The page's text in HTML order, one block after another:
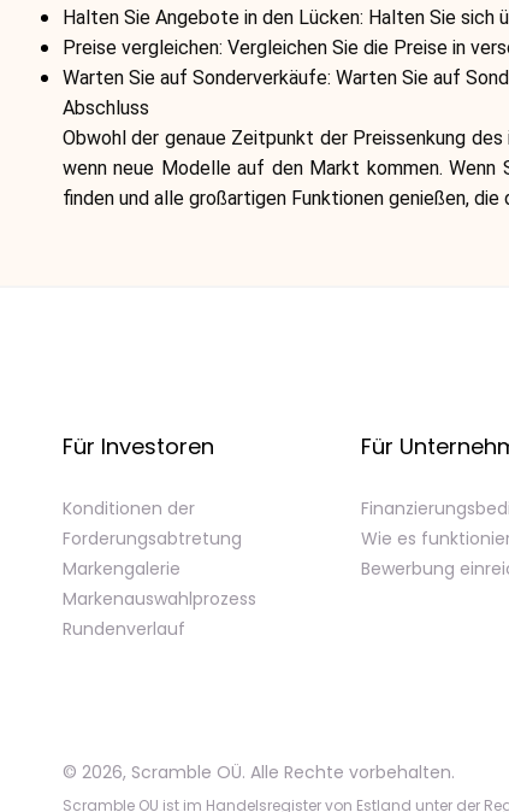
Halten Sie Angebote in den Lücken: Halten Sie sich
Preise vergleichen: Vergleichen Sie die Preise in
Warten Sie auf Sonderverkäufe: Warten Sie auf
Abschluss
Obwohl der genaue Zeitpunkt der Preissenkung
wenn neue Modelle auf den Markt kommen.
finden und alle großartigen Funktionen genießen,
Für Investoren
Konditionen der
Forderungsabtretung
Markengalerie
Markenauswahlprozess
Rundenverlauf
Für
Wie es
Bewerbung
© 2026, Scramble OÜ. Alle Rechte vorbehalten.
Scramble OU ist im Handelsregister von Estland unter der